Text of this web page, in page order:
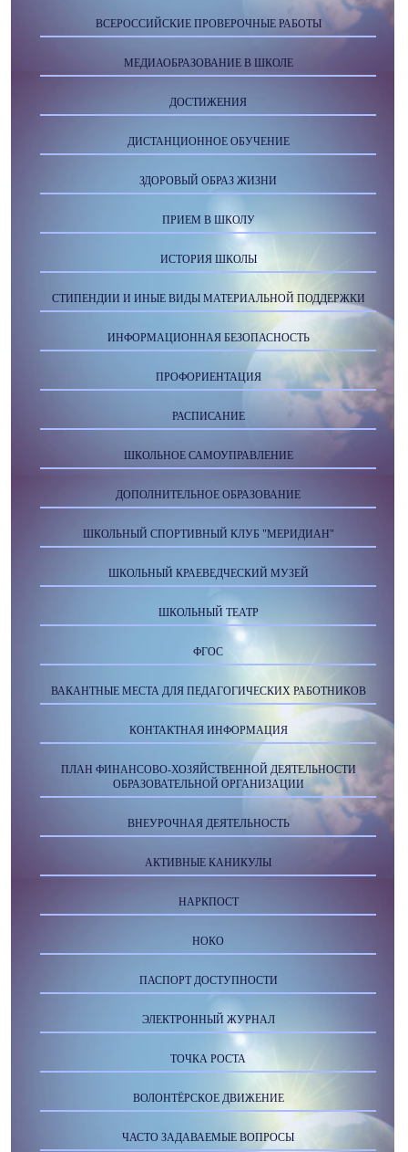
ВСЕРОССИЙСКИЕ ПРОВЕРОЧНЫЕ РАБОТЫ
МЕДИАОБРАЗОВАНИЕ В ШКОЛЕ
ДОСТИЖЕНИЯ
ДИСТАНЦИОННОЕ ОБУЧЕНИЕ
ЗДОРОВЫЙ ОБРАЗ ЖИЗНИ
ПРИЕМ В ШКОЛУ
ИСТОРИЯ ШКОЛЫ
СТИПЕНДИИ И ИНЫЕ ВИДЫ МАТЕРИАЛЬНОЙ ПОДДЕРЖКИ
ИНФОРМАЦИОННАЯ БЕЗОПАСНОСТЬ
ПРОФОРИЕНТАЦИЯ
РАСПИСАНИЕ
ШКОЛЬНОЕ САМОУПРАВЛЕНИЕ
ДОПОЛНИТЕЛЬНОЕ ОБРАЗОВАНИЕ
ШКОЛЬНЫЙ СПОРТИВНЫЙ КЛУБ "МЕРИДИАН"
ШКОЛЬНЫЙ КРАЕВЕДЧЕСКИЙ МУЗЕЙ
ШКОЛЬНЫЙ ТЕАТР
ФГОС
ВАКАНТНЫЕ МЕСТА ДЛЯ ПЕДАГОГИЧЕСКИХ РАБОТНИКОВ
КОНТАКТНАЯ ИНФОРМАЦИЯ
ПЛАН ФИНАНСОВО-ХОЗЯЙСТВЕННОЙ ДЕЯТЕЛЬНОСТИ
ОБРАЗОВАТЕЛЬНОЙ ОРГАНИЗАЦИИ
ВНЕУРОЧНАЯ ДЕЯТЕЛЬНОСТЬ
АКТИВНЫЕ КАНИКУЛЫ
НАРКПОСТ
НОКО
ПАСПОРТ ДОСТУПНОСТИ
ЭЛЕКТРОННЫЙ ЖУРНАЛ
ТОЧКА РОСТА
ВОЛОНТЁРСКОЕ ДВИЖЕНИЕ
ЧАСТО ЗАДАВАЕМЫЕ ВОПРОСЫ